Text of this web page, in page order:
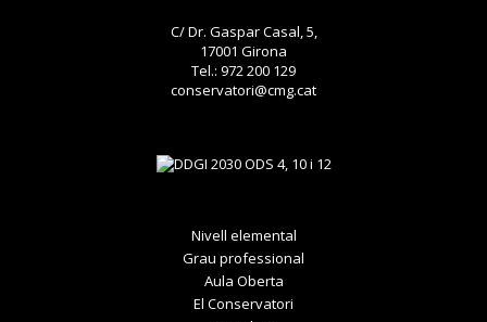
C/ Dr. Gaspar Casal, 5,
17001 Girona
Tel.: 972 200 129
conservatori@cmg.cat
Nivell elemental
Grau professional
Aula Oberta
El Conservatori